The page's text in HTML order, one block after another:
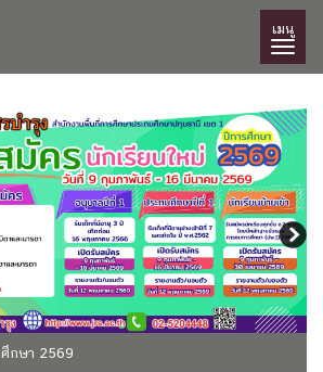
เมนู
กษา 2569